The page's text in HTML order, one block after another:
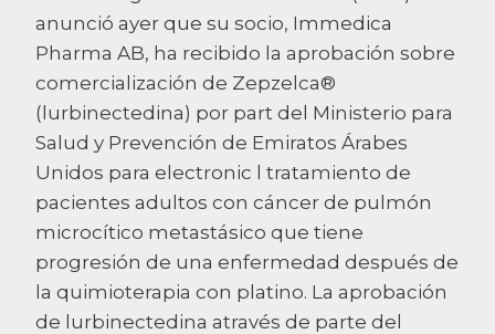
anunció ayer que su socio, Immedica
Pharma AB, ha recibido la aprobación sobre
comercialización de Zepzelca®
(lurbinectedina) por part del Ministerio para
Salud y Prevención de Emiratos Árabes
Unidos para electronic l tratamiento de
pacientes adultos con cáncer de pulmón
microcítico metastásico que tiene
progresión de una enfermedad después de
la quimioterapia con platino. La aprobación
de lurbinectedina através de parte del